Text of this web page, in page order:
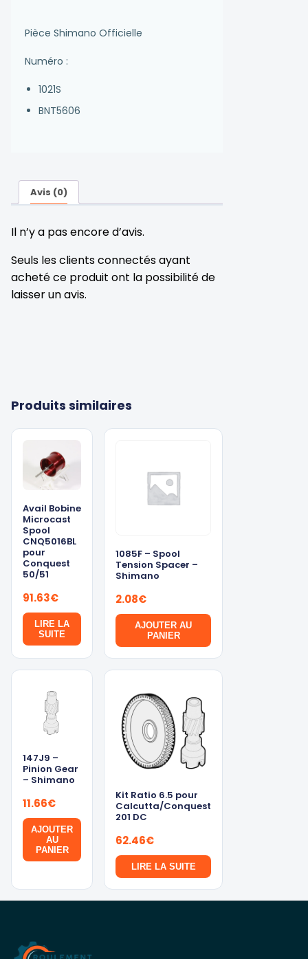
Pièce Shimano Officielle
Numéro :
1021S
BNT5606
Avis (0)
Il n’y a pas encore d’avis.
Seuls les clients connectés ayant
acheté ce produit ont la possibilité de
laisser un avis.
Produits similaires
Avail Bobine
Microcast
Spool
CNQ5016BL
pour
Conquest
50/51
91.63€
LIRE LA
SUITE
1085F – Spool
Tension Spacer –
Shimano
2.08€
AJOUTER AU
PANIER
147J9 –
Pinion Gear
– Shimano
11.66€
AJOUTER
AU
PANIER
Kit Ratio 6.5 pour
Calcutta/Conquest
201 DC
62.46€
LIRE LA SUITE